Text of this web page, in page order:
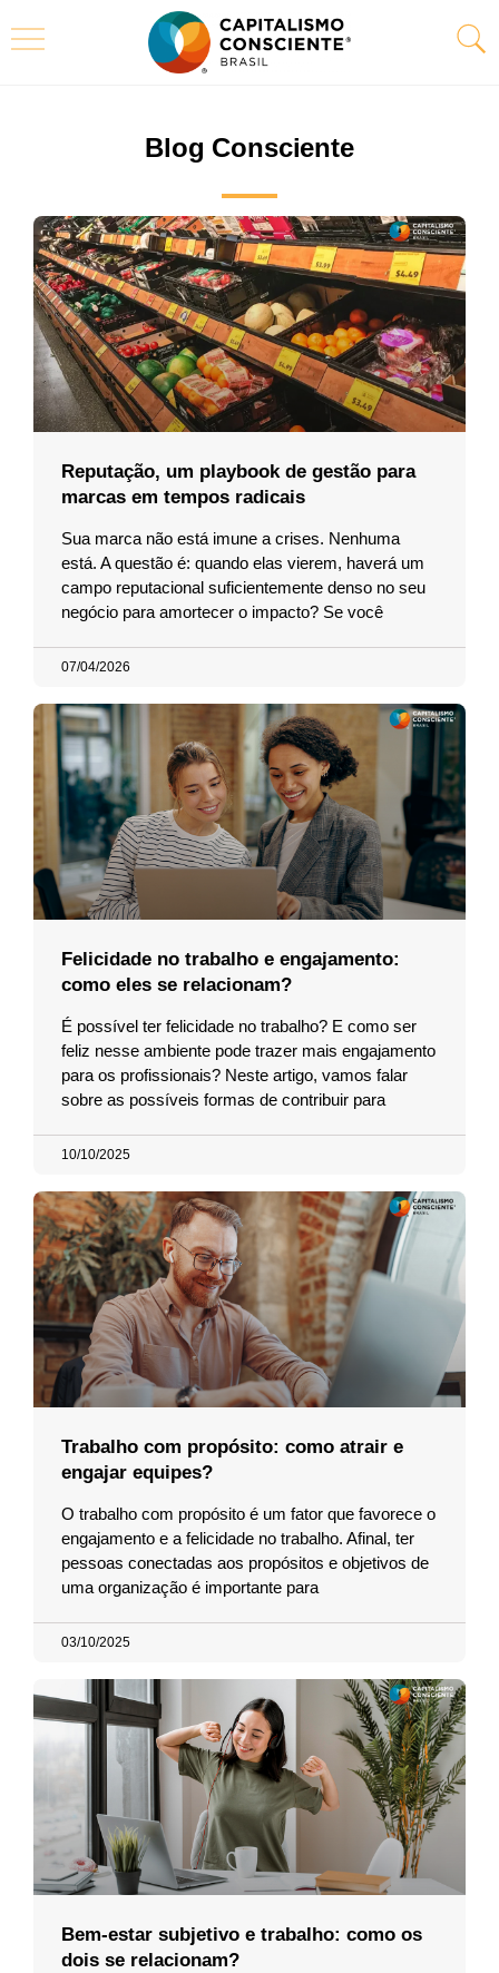
Blog Consciente
Reputação, um playbook de gestão para
marcas em tempos radicais
Sua marca não está imune a crises. Nenhuma
está. A questão é: quando elas vierem, haverá um
campo reputacional suficientemente denso no seu
negócio para amortecer o impacto? Se você
07/04/2026
Felicidade no trabalho e engajamento:
como eles se relacionam?
É possível ter felicidade no trabalho? E como ser
feliz nesse ambiente pode trazer mais engajamento
para os profissionais? Neste artigo, vamos falar
sobre as possíveis formas de contribuir para
10/10/2025
Trabalho com propósito: como atrair e
engajar equipes?
O trabalho com propósito é um fator que favorece o
engajamento e a felicidade no trabalho. Afinal, ter
pessoas conectadas aos propósitos e objetivos de
uma organização é importante para
03/10/2025
Bem-estar subjetivo e trabalho: como os
dois se relacionam?